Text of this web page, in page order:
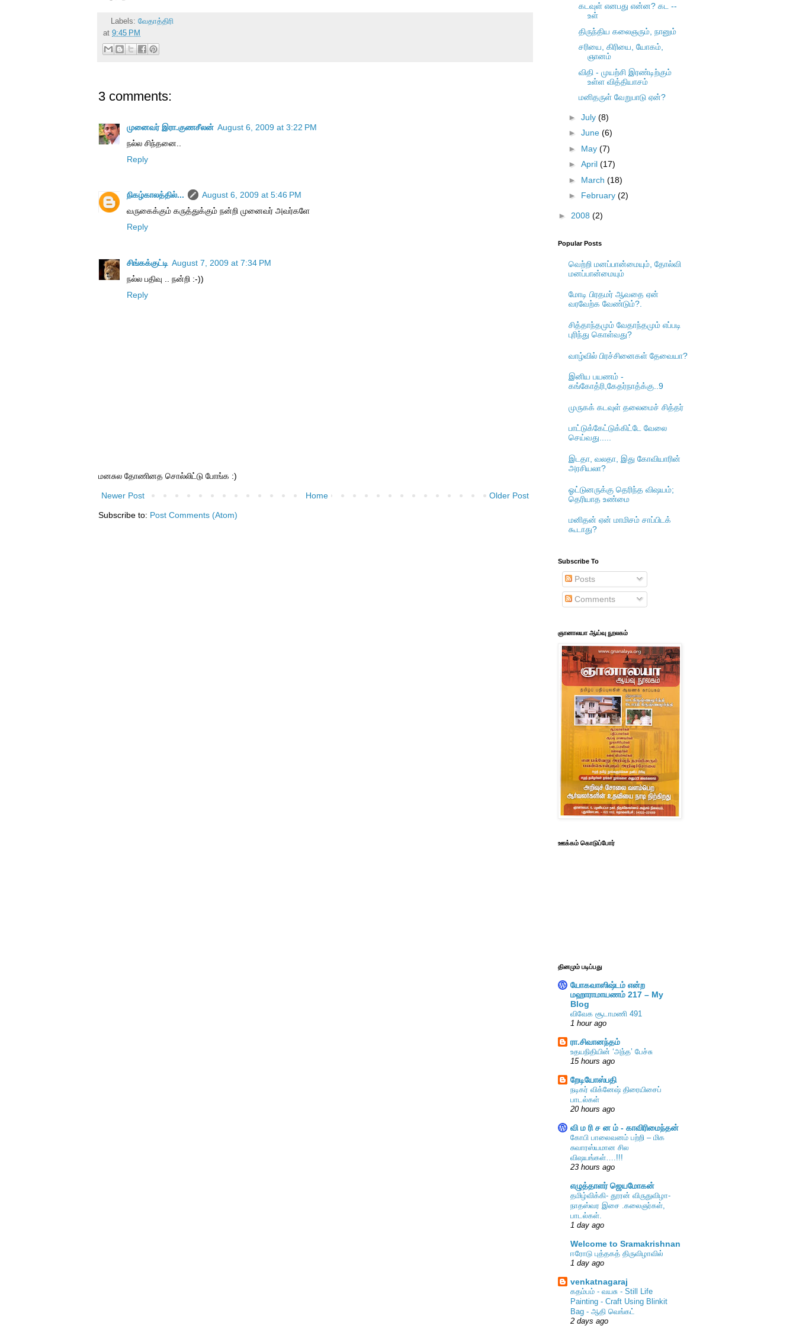
Labels: வேதாத்திரி
at 9:45 PM
3 comments:
முனைவர் இரா.குணசீலன் August 6, 2009 at 3:22 PM
நல்ல சிந்தனை..
Reply
நிகழ்காலத்தில்...
August 6, 2009 at 5:46 PM
வருகைக்கும் கருத்துக்கும் நன்றி முனைவர் அவர்களே
Reply
சிங்கக்குட்டி August 7, 2009 at 7:34 PM
நல்ல பதிவு .. நன்றி :-))
Reply
மனசுல தோணினத சொல்லிட்டு போங்க :)
Newer Post Older Post
Home
Subscribe to: Post Comments (Atom)
கடவுள் எனபது என்ன? கட --
உள்
திருந்திய கலைஞரும், நானும்
சரியை, கிரியை, யோகம்,
ஞானம்
விதி - முயற்சி இரண்டிற்கும்
உள்ள வித்தியாசம்
மனிதருள் வேறுபாடு ஏன்?
► July (8)
► June (6)
► May (7)
► April (17)
► March (18)
► February (2)
► 2008 (2)
Popular Posts
வெற்றி மனப்பான்மையும், தோல்வி
மனப்பான்மையும்
மோடி பிரதமர் ஆவதை ஏன்
வரவேற்க வேண்டும்?.
சித்தாந்தமும் வேதாந்தமும் எப்படி
புரிந்து கொள்வது?
வாழ்வில் பிரச்சினைகள் தேவையா?
இனிய பயணம் -
கங்கோத்ரி,கேதர்நாத்க்கு..9
முருகக் கடவுள் தலைமைச் சித்தர்
பாட்டுக்கேட்டுக்கிட்டே வேலை
செய்வது.....
இடதா, வலதா, இது கோவியாரின்
அரசியலா?
ஓட்டுனருக்கு தெரிந்த விஷயம்;
தெரியாத உண்மை
மனிதன் ஏன் மாமிசம் சாப்பிடக்
கூடாது?
Subscribe To
Posts
Comments
ஞானாலயா ஆய்வு நூலகம்
ஊக்கம் கொடுப்போர்
தினமும் படிப்பது
யோகவாஸிஷ்டம் என்ற
மஹாராமாயணம் 217 – My
Blog
விவேக சூடாமணி 491
1 hour ago
ரா.சிவானந்தம்
உதயநிதியின் ‘அந்த’ பேச்சு
15 hours ago
றேடியோஸ்பதி
நடிகர் விக்னேஷ் திரையிசைப்
பாடல்கள்
20 hours ago
வி ம ரி ச ன ம் - காவிரிமைந்தன்
கோபி பாலைவனம் பற்றி – மிக
சுவாரஸ்யமான சில
விஷயங்கள்….!!!
23 hours ago
எழுத்தாளர் ஜெயமோகன்
தமிழ்விக்கி- தூரன் விருதுவிழா-
நாதஸ்வர இசை .கலைஞர்கள்,
பாடல்கள்.
1 day ago
Welcome to Sramakrishnan
ஈரோடு புத்தகத் திருவிழாவில்
1 day ago
venkatnagaraj
கதம்பம் - வயசு - Still Life
Painting - Craft Using Blinkit
Bag - ஆதி வெங்கட்
2 days ago